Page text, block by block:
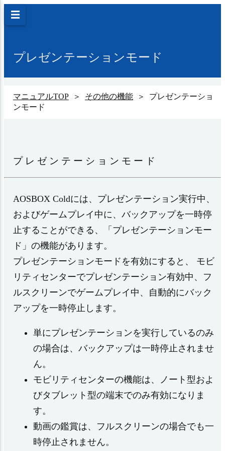
☰
プレゼンテーションモード
マニュアルTOP＞ その他の機能＞ プレゼンテーショ
ンモード
プレゼンテーションモード
AOSBOX Coldには、プレゼンテーション実行中、
およびゲームプレイ中に、バックアップを一時停
止することができる、「プレゼンテーションモー
ド」の機能があります。
プレゼンテーションモードを有効にすると、 モビ
リティセンターでプレゼンテーション有効中、フ
ルスクリーンでゲームプレイ中、自動的にバック
アップを一時停止します。
単にプレゼンテーションを実行しているのみ
の場合は、バックアップは一時停止されませ
ん。
モビリティセンターの機能は、ノート型およ
びタブレット型の端末でのみ有効になりま
す。
動画の鑑賞は、フルスクリーンの場合でも一
時停止されません。